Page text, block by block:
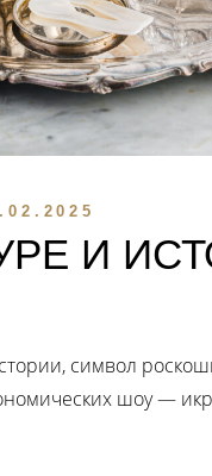
И
символ
шоу —